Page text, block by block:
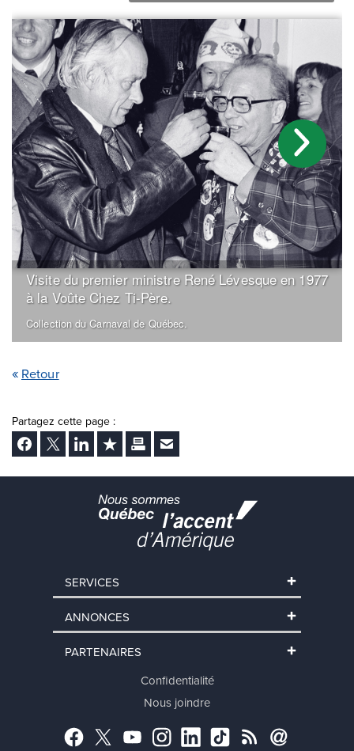
Visite du premier ministre René Lévesque en 1977
à la Voûte Chez Ti-Père.
Collection du Carnaval de Québec.
Retour
Partagez cette page :
Facebook
Twitter LinkedInAjouter aux favoris
ImprimerEnvoyer Ã un ami
SERVICES
ANNONCES
PARTENAIRES
Confidentialité
Nous joindre
Facebook
TwitterYouTubeInstagram
LinkedInTikTokRSS Abonnement